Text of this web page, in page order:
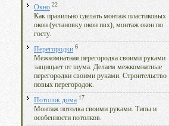
Окно 22
Как правильно сделать монтаж пластиковых
окон (установку окон пвх), монтаж окон по
госту.
Перегородки 6
Межкомнатная перегородка своими руками
защищает от шума. Делаем межкомнатные
перегородки своими руками. Строительство
новых перегородок.
Потолок дома 17
Монтаж потолка своими руками. Типы и
особенности потолков.